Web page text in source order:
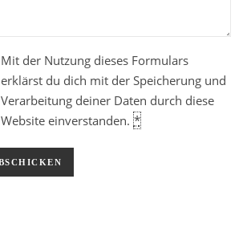
Mit der Nutzung dieses Formulars
erklärst du dich mit der Speicherung und
Verarbeitung deiner Daten durch diese
Website einverstanden. *